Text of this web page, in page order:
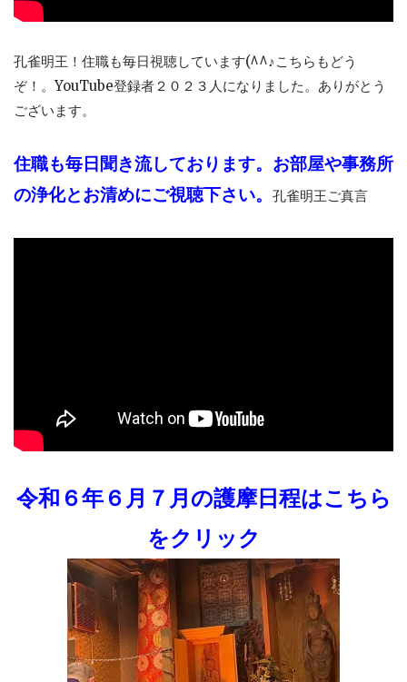
孔雀明王！住職も毎日視聴しています(^^♪こちらもどう
ぞ！。YouTube登録者２０２３人になりました。ありがとう
ございます。
住職も毎日聞き流しております。お部屋や事務所
の浄化とお清めにご視聴下さい。
孔雀明王ご真言
令和６年６月７月の護摩日程はこちら
をクリック